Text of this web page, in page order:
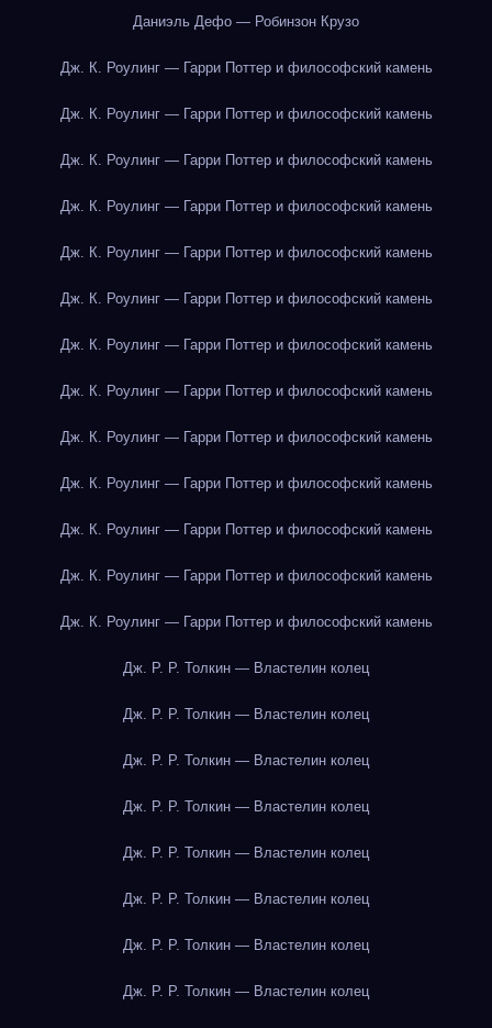
Даниэль Дефо — Робинзон Крузо
Дж. К. Роулинг — Гарри Поттер и философский камень
Дж. К. Роулинг — Гарри Поттер и философский камень
Дж. К. Роулинг — Гарри Поттер и философский камень
Дж. К. Роулинг — Гарри Поттер и философский камень
Дж. К. Роулинг — Гарри Поттер и философский камень
Дж. К. Роулинг — Гарри Поттер и философский камень
Дж. К. Роулинг — Гарри Поттер и философский камень
Дж. К. Роулинг — Гарри Поттер и философский камень
Дж. К. Роулинг — Гарри Поттер и философский камень
Дж. К. Роулинг — Гарри Поттер и философский камень
Дж. К. Роулинг — Гарри Поттер и философский камень
Дж. К. Роулинг — Гарри Поттер и философский камень
Дж. К. Роулинг — Гарри Поттер и философский камень
Дж. Р. Р. Толкин — Властелин колец
Дж. Р. Р. Толкин — Властелин колец
Дж. Р. Р. Толкин — Властелин колец
Дж. Р. Р. Толкин — Властелин колец
Дж. Р. Р. Толкин — Властелин колец
Дж. Р. Р. Толкин — Властелин колец
Дж. Р. Р. Толкин — Властелин колец
Дж. Р. Р. Толкин — Властелин колец